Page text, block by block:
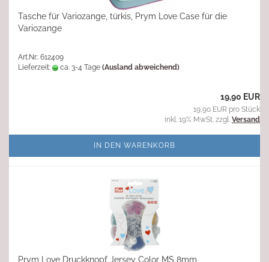
Tasche für Variozange, türkis, Prym Love Case für die
Variozange
Art.Nr.: 612409
Lieferzeit:
ca. 3-4 Tage (Ausland abweichend)
19,90 EUR
19,90 EUR pro Stück
inkl. 19% MwSt. zzgl. Versand
IN DEN WARENKORB
Prym Love Druckknopf Jersey Color MS 8mm